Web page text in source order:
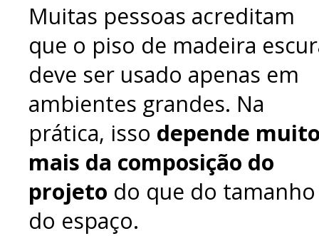
Muitas pessoas acreditam
que o piso de madeira
deve ser usado apenas em
ambientes grandes. Na
prática, isso depende
mais da composição do
projeto do que do tamanho
do espaço.